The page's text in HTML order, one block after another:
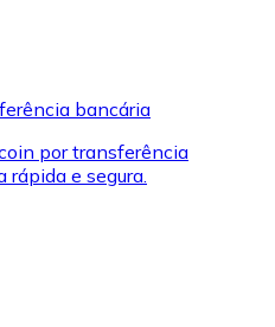
para comprar
bancária
por transferência
e segura.